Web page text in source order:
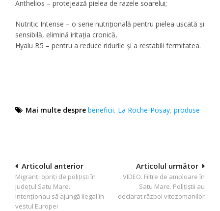
Anthelios – protejează pielea de razele soarelui;
Nutritic Intense – o serie nutrițională pentru pielea uscată și
sensibilă, elimină iritația cronică,
Hyalu B5 – pentru a reduce ridurile și a restabili fermitatea.
Mai multe despre beneficii, La Roche-Posay,produse
Navigare
în
articole
Articolul următor
VIDEO. Filtre de amploare în
Satu Mare. Polițiștii au
declarat război vitezomanilor
Articolul anterior
Migranți opriți de polițiști în
județul Satu Mare.
Intenționau să ajungă ilegal în
vestul Europei